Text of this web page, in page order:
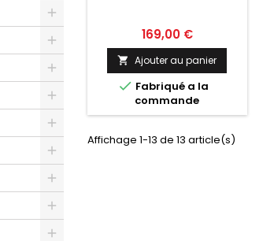
Prix
169,00 €
 Ajouter au panier
 Fabriqué a la
commande
Affichage 1-13 de 13 article(s)